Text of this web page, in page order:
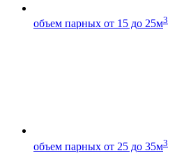
объем парных от 15 до 25м3
объем парных от 25 до 35м3